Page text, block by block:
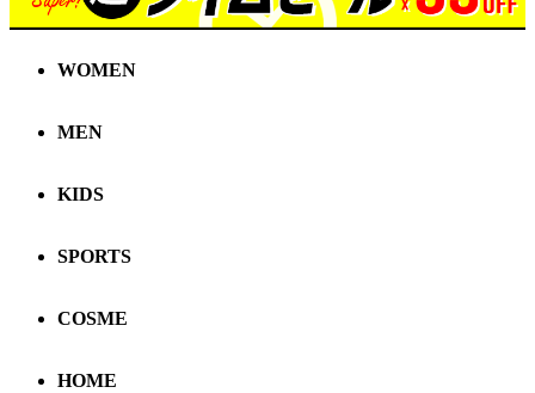
WOMEN
MEN
KIDS
SPORTS
COSME
HOME